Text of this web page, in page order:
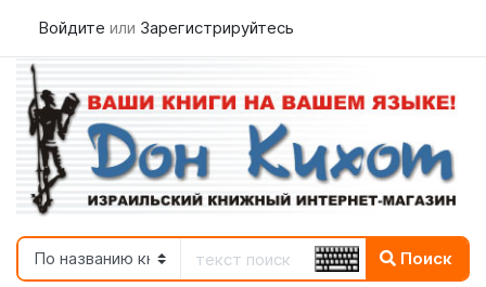
Войдите или Зарегистрируйтесь
Поиск